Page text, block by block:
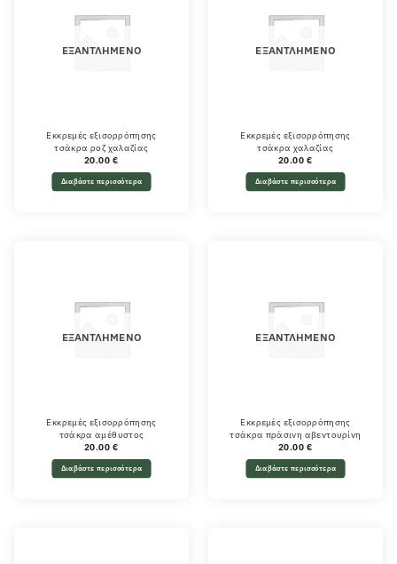
ΕΞΑΝΤΛΗΜΈΝΟ
Εκκρεμές εξισορρόπησης
τσάκρα ροζ χαλαζίας
20.00 €
Διαβάστε περισσότερα
ΕΞΑΝΤΛΗΜΈΝΟ
Εκκρεμές εξισορρόπησης
τσάκρα χαλαζίας
20.00 €
Διαβάστε περισσότερα
ΕΞΑΝΤΛΗΜΈΝΟ
Εκκρεμές εξισορρόπησης
τσάκρα αμέθυστος
20.00 €
Διαβάστε περισσότερα
ΕΞΑΝΤΛΗΜΈΝΟ
Εκκρεμές εξισορρόπησης
τσάκρα πράσινη αβεντουρίνη
20.00 €
Διαβάστε περισσότερα